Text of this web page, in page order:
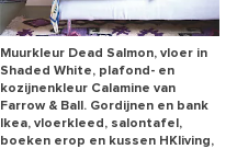
Muurkleur Dead Salmon, vloer in
Shaded White, plafond- en
kozijnenkleur Calamine van
Farrow & Ball. Gordijnen en bank
Ikea, vloerkleed, salontafel,
boeken erop en kussen HKliving,